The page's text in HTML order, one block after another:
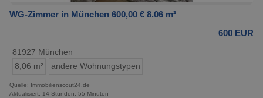
WG-Zimmer in München 600,00 € 8.06 m²
600 EUR
81927 München
8,06 m²
andere Wohnungstypen
Quelle: Immobilienscout24.de
Aktualisiert: 14 Stunden, 55 Minuten